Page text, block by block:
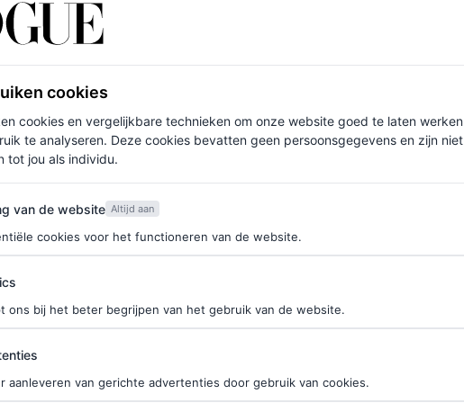
Het gaat er veel meer om dat je gaat denken
Kamerverkiezingen
keuze tijdens de gemeenteraadsverkiezingen
en de StemWijzer zijn er ook andere
van politieke partijen – los van wat ze nu
je hier een overzicht.
cookies
cookies en vergelijkbare technieken om onze website goed te laten werken
te analyseren. Deze cookies bevatten geen persoonsgegevens en zijn niet
tot jou als individu.
de website
van de website Altijd aan
cookies voor het functioneren van de website.
ons bij het beter begrijpen van het gebruik van de website.
aanleveren van gerichte advertenties door gebruik van cookies.